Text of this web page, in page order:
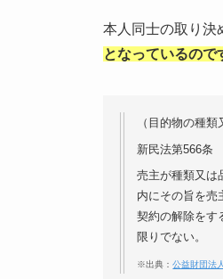
本人同士の取り決
となっているので
（目的物の種
新民法第566条
売主が種類又は
内にその旨を売
契約の解除をす
限りでない。
※出典：公益財団法